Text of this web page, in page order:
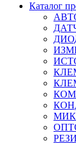
Каталог